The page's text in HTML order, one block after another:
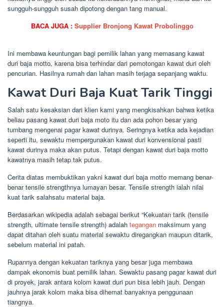
sungguh-sungguh susah dipotong dengan tang manual.
BACA JUGA : Supplier Bronjong Kawat Probolinggo
Ini membawa keuntungan bagi pemilik lahan yang memasang kawat
duri baja motto, karena bisa terhindar dari pemotongan kawat duri oleh
pencurian. Hasilnya rumah dan lahan masih terjaga sepanjang waktu.
Kawat Duri Baja Kuat Tarik Tinggi
Salah satu kesaksian dari klien kami yang mengkisahkan bahwa ketika
beliau pasang kawat duri baja moto itu dan ada pohon besar yang
tumbang mengenai pagar kawat durinya. Seringnya ketika ada kejadian
seperti itu, sewaktu mempergunakan kawat duri konvensional pasti
kawat durinya maka akan putus. Tetapi dengan kawat duri baja motto
kawatnya masih tetap tak putus.
Cerita diatas membuktikan yakni kawat duri baja motto memang benar-
benar tensile strengthnya lumayan besar. Tensile strength ialah nilai
kuat tarik salahsatu material baja.
Berdasarkan wikipedia adalah sebagai berikut “Kekuatan tarik (tensile
strength, ultimate tensile strength) adalah tegangan maksimum yang
dapat ditahan oleh suatu material sewaktu diregangkan maupun ditarik,
sebelum material ini patah.
Rupannya dengan kekuatan tariknya yang besar juga membawa
dampak ekonomis buat pemilik lahan. Sewaktu pasang pagar kawat duri
di proyek, jarak antara kolom kawat duri pun bisa lebih jauh. Dengan
jauhnya jarak kolom maka bisa dihemat banyaknya penggunaan
tiangnya.